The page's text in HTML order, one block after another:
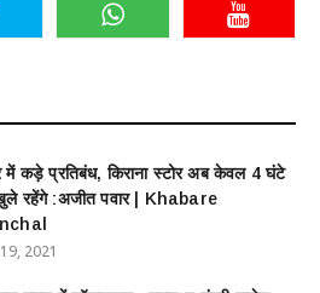
में कड़े प्रतिबंध, किराना स्टोर अब केवल 4 घंटे
रहेंगे :अजीत पवार | Khabare
2021